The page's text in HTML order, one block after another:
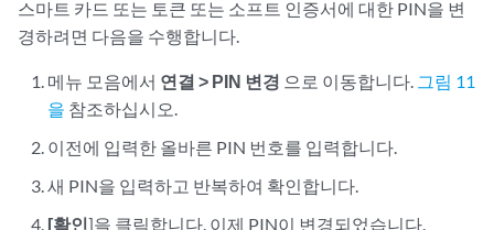
스마트 카드 또는 토큰 또는 소프트 인증서에 대한 PIN을 변
경하려면 다음을 수행합니다.
메뉴 모음에서 연결 > PIN 변경 으로 이동합니다. 그림 11
을 참조하십시오.
이전에 입력한 올바른 PIN 번호를 입력합니다.
새 PIN을 입력하고 반복하여 확인합니다.
[확인]을 클릭합니다. 이제 PIN이 변경되었습니다.